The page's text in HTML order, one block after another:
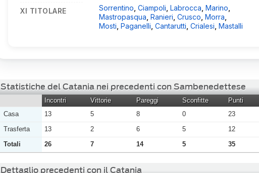
XI TITOLARE Sorrentino ,Ciampoli ,Labrocca ,Marino
Mastropasqua ,Ranieri ,Crusco ,Morra
Mosti ,Paganelli ,Cantarutti ,Crialesi ,Mastalli
Statistiche del Catania nei precedenti con Sambenedettese
Incontri Vittorie Pareggi Sconfitte Punti
Casa
13 5 8 0 23
Trasferta
13 2 6 5 12
Totali
26 7 14 5 35
Dettaglio precedenti con il Catania